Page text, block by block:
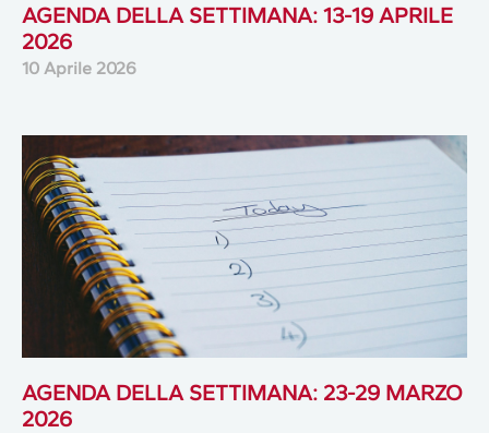
AGENDA DELLA SETTIMANA: 13-19 APRILE
2026
10 Aprile 2026
AGENDA DELLA SETTIMANA: 23-29 MARZO
2026